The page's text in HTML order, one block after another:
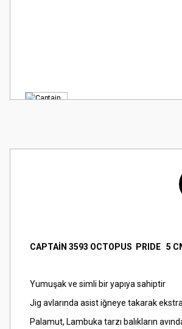
CAPTAİN 3593 OCTOPUS PRIDE 5
Yumuşak ve simli bir yapıya sahiptir
Jig avlarında asist iğneye takarak
Palamut, Lambuka tarzı balıkların